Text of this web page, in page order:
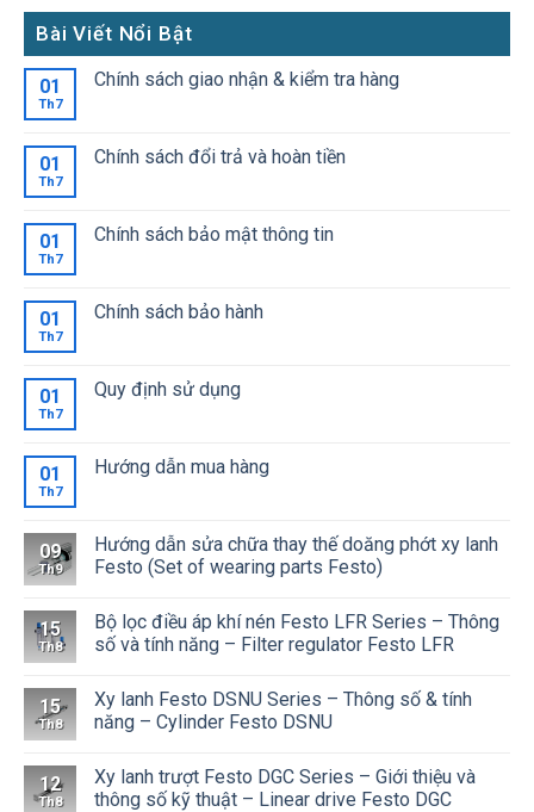
Bài Viết Nổi Bật
01
Th7
Chính sách giao nhận & kiểm tra hàng
01
Th7
Chính sách đổi trả và hoàn tiền
01
Th7
Chính sách bảo mật thông tin
01
Th7
Chính sách bảo hành
01
Th7
Quy định sử dụng
01
Th7
Hướng dẫn mua hàng
09
Th9
Hướng dẫn sửa chữa thay thế doăng phớt xy lanh
Festo (Set of wearing parts Festo)
15
Th8
Bộ lọc điều áp khí nén Festo LFR Series – Thông
số và tính năng – Filter regulator Festo LFR
15
Th8
Xy lanh Festo DSNU Series – Thông số & tính
năng – Cylinder Festo DSNU
12
Th8
Xy lanh trượt Festo DGC Series – Giới thiệu và
thông số kỹ thuật – Linear drive Festo DGC